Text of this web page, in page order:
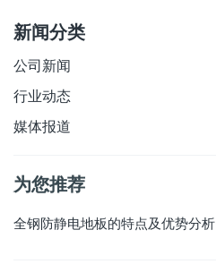
新闻分类
公司新闻
行业动态
媒体报道
为您推荐
全钢防静电地板的特点及优势分析